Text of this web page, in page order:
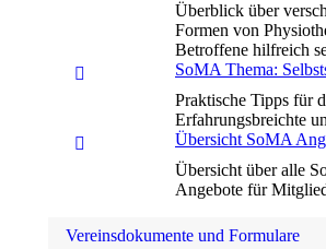
Überblick über
Formen von
Betroffene hilfreich
SoMA Thema:
Praktische Tipps für
Erfahrungsbreichte
Übersicht SoMA
Übersicht über alle
Angebote für
Vereinsdokumente und Formulare